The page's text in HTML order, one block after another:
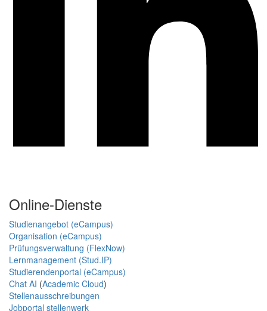
Online-Dienste
Studienangebot (eCampus)
Organisation (eCampus)
Prüfungsverwaltung (FlexNow)
Lernmanagement (Stud.IP)
Studierendenportal (eCampus)
Chat AI (Academic Cloud)
Stellenausschreibungen
Jobportal stellenwerk